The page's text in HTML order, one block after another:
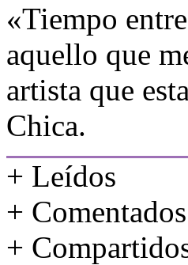
«Tiempo
aquello que
artista que
Chica.
+ Leídos
+ Comentados
+